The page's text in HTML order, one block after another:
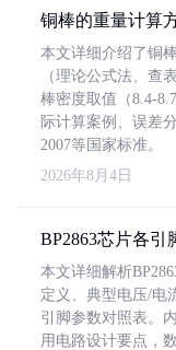
铜棒的重量计算
本文详细介绍了铜
（理论公式法、查
棒密度取值（8.4-
际计算案例、误差
2007等国家标准。
2026年8月4日
BP2863芯片各引
本文详细解析
定义、典型电压/电
引脚参数对照表。
用电路设计要点，